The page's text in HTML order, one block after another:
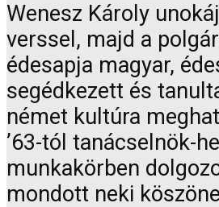
Wenesz Károly
verssel, majd a
édesapja magyar,
segédkezett és
német kultúra
’63-tól tanácselnök-
munkakörben
mondott neki